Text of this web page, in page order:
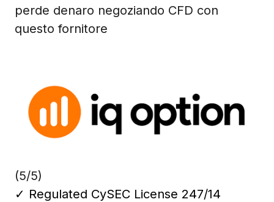
perde denaro negoziando CFD con
questo fornitore
(5/5)
✓ Regulated CySEC License 247/14